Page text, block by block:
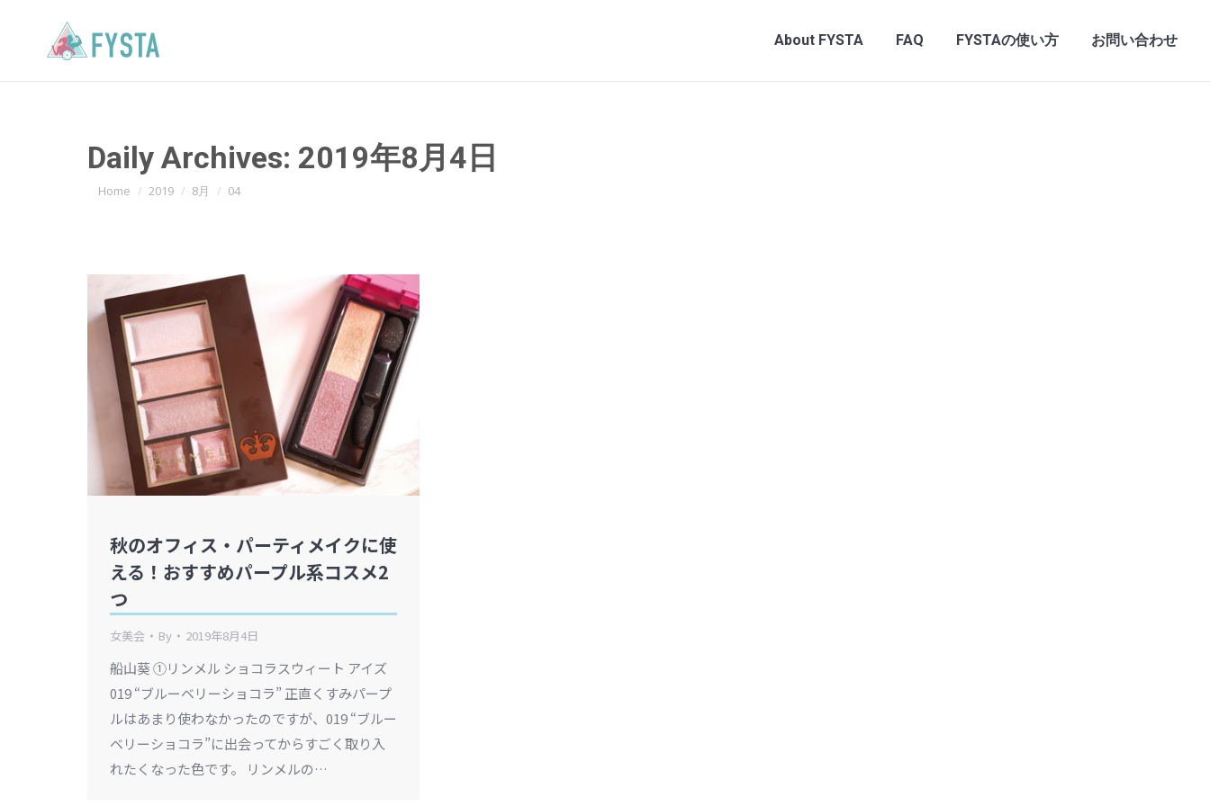
About FYSTA FAQ FYSTAの使い方 お問い合わせ
Daily Archives: 2019年8月4日
You are here:
Home 2019 8月 04
秋のオフィス・パーティメイクに使
える！おすすめパープル系コスメ2
つ
女美会 By 2019年8月4日
船山葵 ①リンメル ショコラスウィート アイズ
019 “ブルーベリーショコラ” 正直くすみパープ
ルはあまり使わなかったのですが、019 “ブルー
ベリーショコラ”に出会ってからすごく取り入
れたくなった色です。 リンメルの…